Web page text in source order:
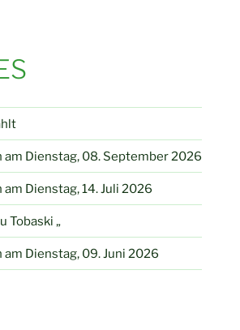
Dienstag, 08. September 2026
Dienstag, 14. Juli 2026
Tobaski „
Dienstag, 09. Juni 2026